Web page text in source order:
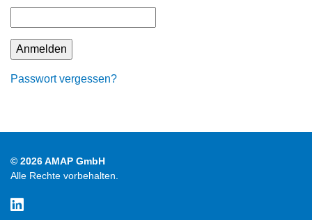
Passwort vergessen?
© 2026 AMAP GmbH
Alle Rechte vorbehalten.